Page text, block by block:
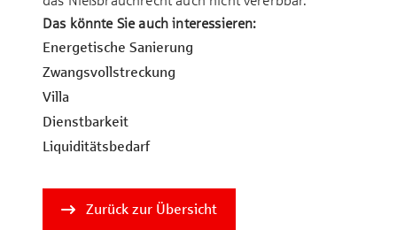
Das könnte Sie auch interessieren:
Energetische Sanierung
Zwa­ngs­voll­strec­kung
Vil­la
Dienst­bar­keit
Liquiditätsbedarf
Zurück zur Übersicht